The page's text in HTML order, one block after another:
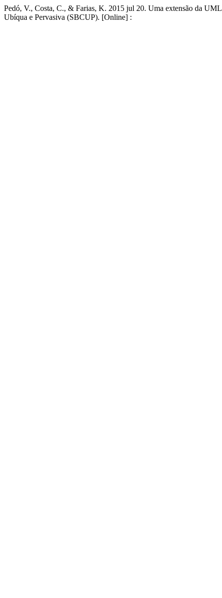
Pedó, V., Costa, C., & Farias, K. 2015 jul 20. Uma extensão da
Ubíqua e Pervasiva (SBCUP). [Online] :